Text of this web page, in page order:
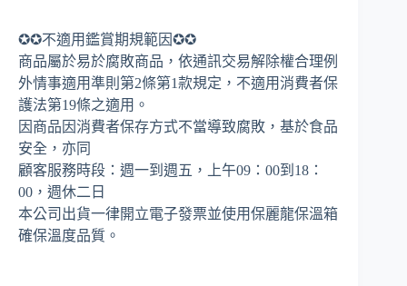
✪✪不適用鑑賞期規範因✪✪
商品屬於易於腐敗商品，依通訊交易解除權合理例
外情事適用準則第2條第1款規定，不適用消費者保
護法第19條之適用。
因商品因消費者保存方式不當導致腐敗，基於食品
安全，亦同
顧客服務時段：週一到週五，上午09：00到18：
00，週休二日
本公司出貨一律開立電子發票並使用保麗龍保溫箱
確保溫度品質。